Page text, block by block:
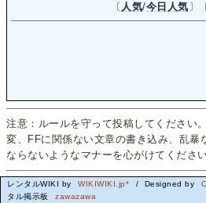
〔 人気/今日人気 〕
注意：ルールを守って投稿してください
変、FFに関係ない文章の書き込み、乱暴
ならないようなマナーを心がけてください
レンタルWIKI by WIKIWIKI.jp* / Designed by
タル掲示板
zawazawa